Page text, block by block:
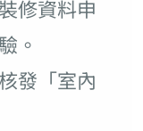
修資料申
。
發「室內